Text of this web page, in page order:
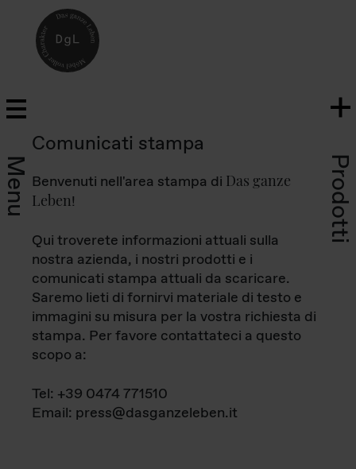
Menu Prodotti
Comunicati stampa
Benvenuti nell'area stampa di Das ganze
Leben!
Qui troverete informazioni attuali sulla
nostra azienda, i nostri prodotti e i
comunicati stampa attuali da scaricare.
Saremo lieti di fornirvi materiale di testo e
immagini su misura per la vostra richiesta di
stampa. Per favore contattateci a questo
scopo a:
Tel: +39 0474 771510
Email: press@dasganzeleben.it